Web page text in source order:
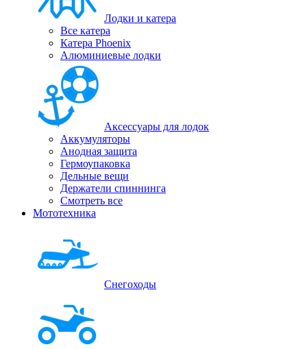
Лодки и катера
Все катера
Катера Phoenix
Алюминиевые лодки
Аксессуары для лодок
Аккумуляторы
Анодная защита
Гермоупаковка
Дельные вещи
Держатели спиннинга
Смотреть все
Мототехника
Снегоходы